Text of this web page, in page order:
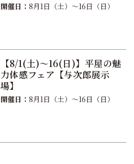
開催日： 8月1日（土）〜16日（日）
【8/1(土)〜16(日)】平屋の魅
力体感フェア【与次郎展示
場】
開催日： 8月1日（土）〜16日（日）